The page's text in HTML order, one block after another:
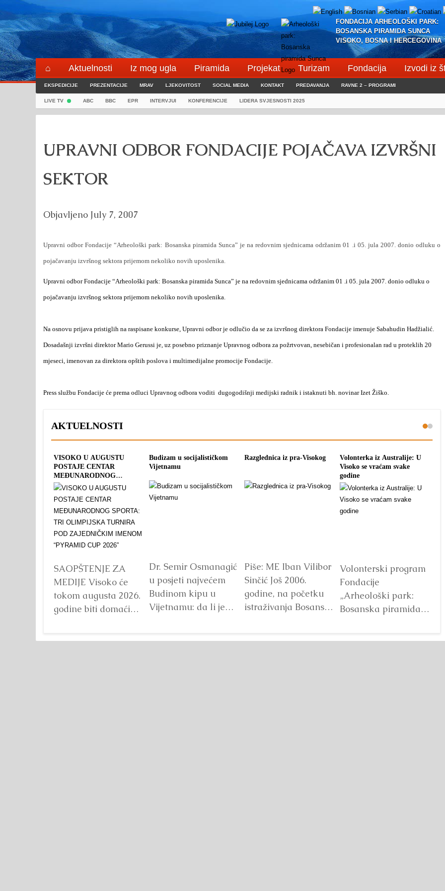
Skip
to
content
FONDACIJA ARHEOLOŠKI PARK:
BOSANSKA PIRAMIDA SUNCA
VISOKO, BOSNA I HERCEGOVINA
⌂ Aktuelnosti Iz mog ugla Piramida Projekat Turizam Fondacija Izvodi iz
Blogeri
⌖
EKSPEDICIJE PREZENTACIJE MRAV LJEKOVITOST SOCIAL MEDIA KONTAKT PREDAVANJA RAVNE 2 – PROGRAMI
LIVE TV ABC BBC EPR INTERVJUI KONFERENCIJE LIDERA SVJESNOSTI 2025
UPRAVNI ODBOR FONDACIJE POJAČAVA IZVRŠNI
SEKTOR
Objavljeno July 7, 2007
Upravni odbor Fondacije “Arheološki park: Bosanska piramida Sunca” je na redovnim sjednicama održanim 01 .i 05. jula 2007. donio odluku o
pojačavanju izvršnog sektora prijemom nekoliko novih uposlenika.
Upravni odbor Fondacije “Arheološki park: Bosanska piramida Sunca” je na redovnim sjednicama održanim 01 .i 05. jula 2007. donio odluku o
pojačavanju izvršnog sektora prijemom nekoliko novih uposlenika.
Na osnovu prijava pristiglih na raspisane konkurse, Upravni odbor je odlučio da se za izvršnog direktora Fondacije imenuje Sabahudin Hadžialić.
Dosadašnji izvršni direktor Mario Gerussi je, uz posebno priznanje Upravnog odbora za požrtvovan, nesebičan i profesionalan rad u proteklih 20
mjeseci, imenovan za direktora opštih poslova i multimedijalne promocije Fondacije.
Press službu Fondacije će prema odluci Upravnog odbora voditi dugogodišnji medijski radnik i istaknuti bh. novinar Izet Žiško.
AKTUELNOSTI
VISOKO U AUGUSTU
POSTAJE CENTAR
MEĐUNARODNOG
SPORTA: TRI OLIMPIJSKA
ZAJEDNIČKIM IMENOM
“PYRAMID CUP 2026”
SAOPŠTENJE ZA
MEDIJE Visoko će
tokom augusta 2026.
godine biti domaćin
Budizam u socijalističkom
Vijetnamu
Dr. Semir Osmanagić
u posjeti najvećem
Budinom kipu u
Vijetnamu: da li je
Razglednica iz pra-Visokog
Piše: ME Iban Vilibor
Sinčić Još 2006.
godine, na početku
istraživanja Bosanske
Volonterka iz Australije: U
Visoko se vraćam svake
godine
Volonterski program
Fondacije
„Arheološki park:
Bosanska piramida